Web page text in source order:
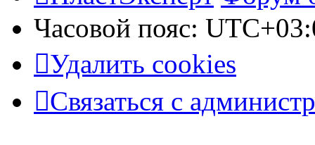
Часовой пояс:
Удалить cookies
Связаться с